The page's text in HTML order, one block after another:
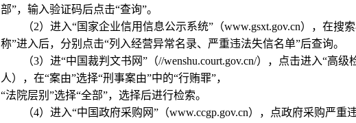
部”，输入验证码后点击“查询”。
（2）进入“国家企业信用信息公示系统”（www.gsxt.gov.cn），在搜
称”进入后，分别点击“列入经营异常名录、严重违法失信名单”后查询。
（3）进“中国裁判文书网”（//wenshu.court.gov.cn/），点击进入“高
人），在“案由”选择“刑事案由”中的“行贿罪”，
“法院层别”选择“全部”，选择后进行检索。
（4）进入“中国政府采购网”（www.ccgp.gov.cn），点政府采购严重